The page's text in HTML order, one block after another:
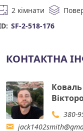
2 кімнати
SF-2-518-176
КОНТАКТНА
380-